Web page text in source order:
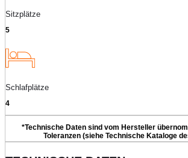
Sitzplätze
5
Schlafplätze
4
*Technische Daten sind vom Hersteller
Toleranzen (siehe Technische Kataloge